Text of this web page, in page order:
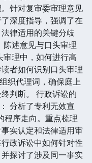
针对复审委审理意见
深度指导，强调了在
律适用的关键分歧
陈述意见与口头审理
理中，如何进行高
者如何识别口头审理
织代理词，确保庭上
判断。 行政诉讼的
分析了专利无效宣
程序走向。重点梳理
实认定和法律适用审
政诉讼中如何针对性
探讨了涉及同一事实